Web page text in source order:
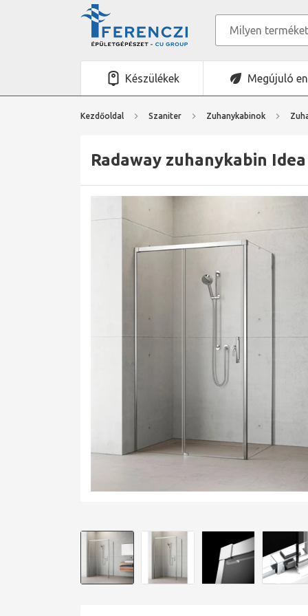
Készülékek Megújuló
Kezdőoldal Szaniter Zuhanykabinok
Radaway zuhanykabin